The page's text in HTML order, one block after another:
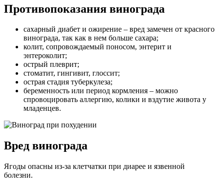
Противопоказания винограда
сахарный диабет и ожирение – вред замечен от красного
винограда, так как в нем больше сахара;
колит, сопровождаемый поносом, энтерит и
энтероколит;
острый плеврит;
стоматит, гингивит, глоссит;
острая стадия туберкулеза;
беременность или период кормления – можно
спровоцировать аллергию, колики и вздутие живота у
младенцев.
Вред винограда
Ягоды опасны из-за клетчатки при диарее и язвенной
болезни.